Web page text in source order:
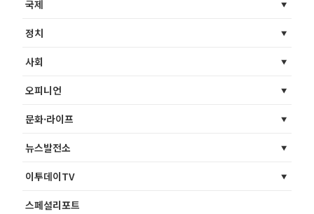
국제
정치
사회
오피니언
문화·라이프
뉴스발전소
이투데이TV
스페셜리포트